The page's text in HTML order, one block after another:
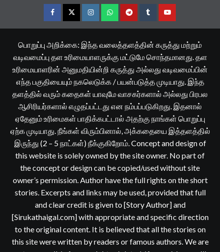
FacebookTwitterInstagramWhatsappTelegramTumblrYouTube
பொறுப்பு அறிக்கை: இந்த வலைத்தளத்தின் கருத்து மற்றும்
வடிவமைப்பு தள உரிமையாளருக்கு மட்டுமே சொந்தமானது. தள
உரிமையாளரின் அனுமதியின்றி கருத்து அல்லது வடிவமைப்பின்
எந்த பகுதியையும் நகலெடுக்க / பயன்படுத்த முடியாது. இந்த
தளத்தில் வரும் கதைகள் யாவுமே வாசகர்களால் அல்லது பிரபல
ஆசிரியர்களால் எழுதப்பட்டது என நம்பப்படுகிறது. இதனால்
ஏதேனும் உரிமைகள் பாதிக்கபட்டால் அதற்கு நாங்கள் பொறுப்பு
ஏற்க முடியாது. நீங்கள் விரும்பினால், அக்கதையை இத்தளத்தில்
இருந்து (2 – 5 நாட்கள்) நீக்குகிறோம். Concept and design of
this website is solely owned by the site owner. No part of
the concept or design can be copied/used without site
owner’s permission. Author have the full rights on the short
stories. Excerpts and links may be used, provided that full
and clear credit is given to [Story Author] and
[Sirukathaigal.com] with appropriate and specific direction
to the original content. It is believed that all the stories on
this site were written by readers or famous authors. We are